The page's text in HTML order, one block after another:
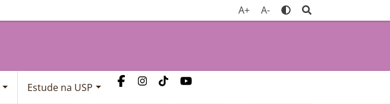
A+ A-
Estude na USP